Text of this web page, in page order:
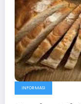
INFORMASI